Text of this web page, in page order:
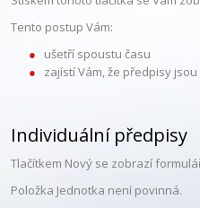
Tento postup Vám:
ušetří spoustu času
zajístí Vám, že předpisy
Individuální předpisy
Tlačítkem Nový se zobrazí
Položka Jednotka není povinná.